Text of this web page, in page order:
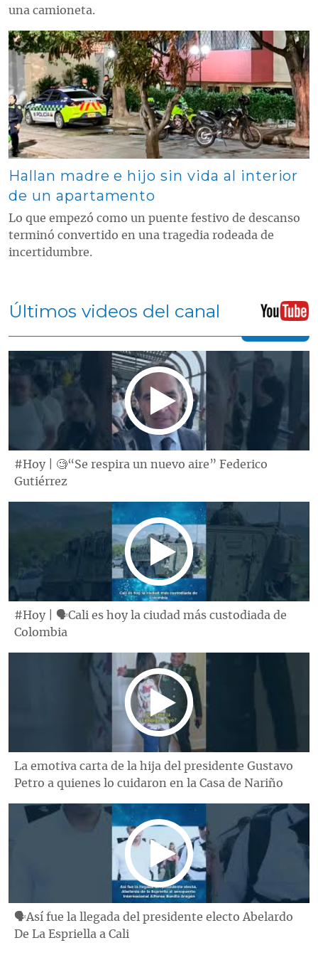
una camioneta.
Contenido multimedia principal
Hallan madre e hijo sin vida al interior
de un apartamento
Lo que empezó como un puente festivo de descanso
terminó convertido en una tragedia rodeada de
incertidumbre.
Últimos videos del canal
#Hoy | 🧐“Se respira un nuevo aire” Federico
Gutiérrez
#Hoy | 🗣Cali es hoy la ciudad más custodiada de
Colombia
La emotiva carta de la hija del presidente Gustavo
Petro a quienes lo cuidaron en la Casa de Nariño
🗣Así fue la llegada del presidente electo Abelardo
De La Espriella a Cali